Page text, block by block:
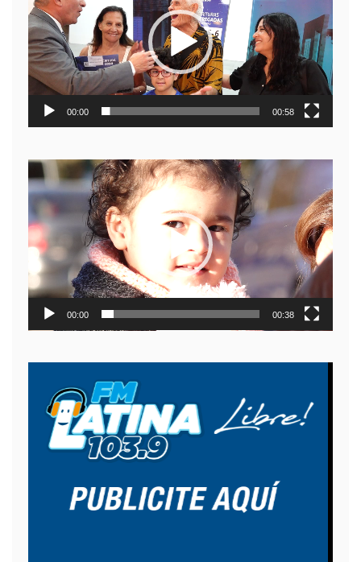
video
00:00 00:58
Reproductor
de
video
00:00 00:38